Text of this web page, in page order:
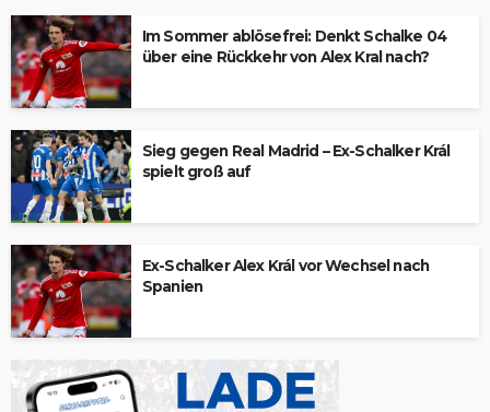
Im Sommer ablösefrei: Denkt Schalke 04
über eine Rückkehr von Alex Kral nach?
Sieg gegen Real Madrid – Ex-Schalker Král
spielt groß auf
Ex-Schalker Alex Král vor Wechsel nach
Spanien